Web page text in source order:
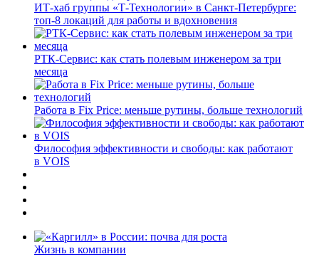
ИТ-хаб группы «Т-Технологии» в Санкт-Петербурге:
топ-8 локаций для работы и вдохновения
РТК-Сервис: как стать полевым инженером за три
месяца
Работа в Fix Price: меньше рутины, больше технологий
Философия эффективности и свободы: как работают
в VOIS
Жизнь в компании